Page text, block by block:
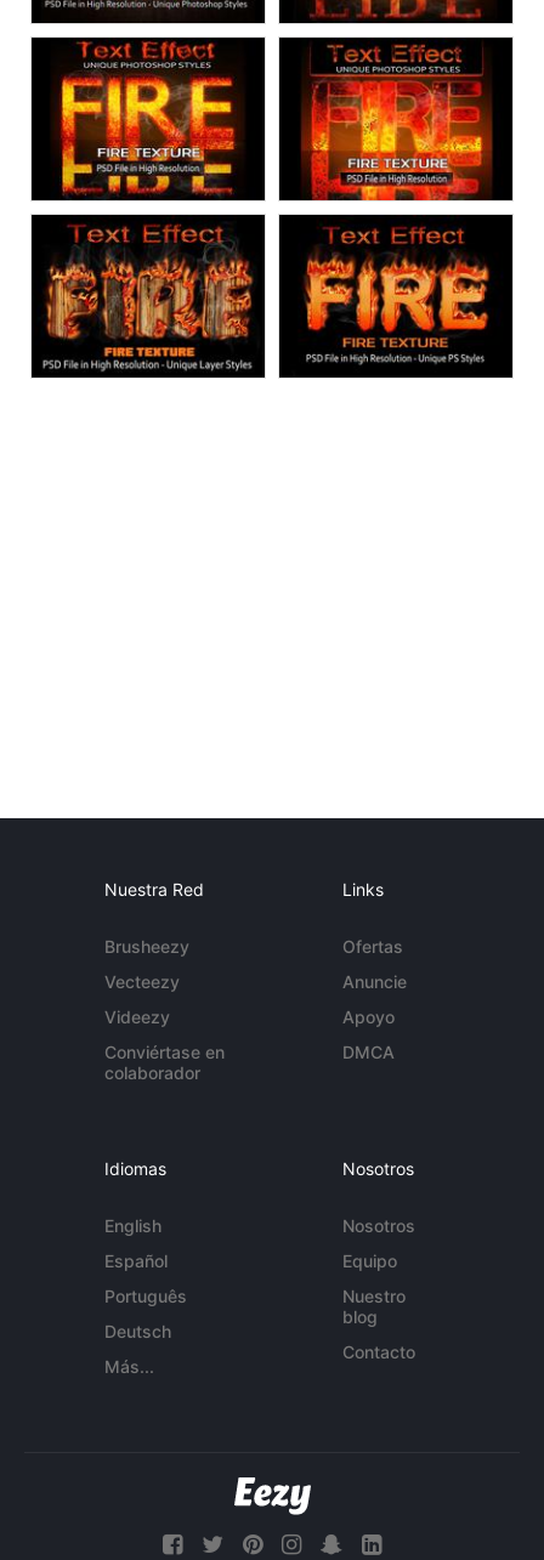
Nuestra Red
Brusheezy
Vecteezy
Videezy
Conviértase en
colaborador
Links
Ofertas
Anuncie
Apoyo
DMCA
Idiomas
English
Español
Português
Deutsch
Más...
Nosotros
Nosotros
Equipo
Nuestro
blog
Contacto